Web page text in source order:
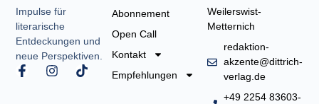
Impulse für
literarische
Entdeckungen und
neue Perspektiven.
F
a
I
n
T
i
Abonnement
Open Call
Kontakt
Empfehlungen
Weilerswist-
Metternich
redaktion-
akzente@dittrich-
verlag.de
+49 2254 83603-